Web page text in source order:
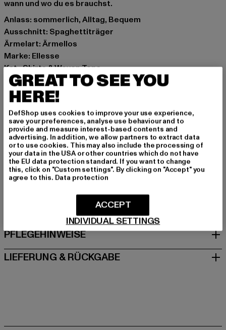
wann und wo du es brauchst.
Anlass: sommerlich, Alltag, Bequem
Ausschnitt: Spaghettiträger
Ärmelart: Ärmellos
Marke: Ellesse
Kat.: Shirts & Woven Tops
Farbe: blau
Hersteller Farbe: light blue
Materialzusammensetzung: 95% Baumwolle, 5%
Elasthan
Art.Nr: SGJ11878-01851
Hersteller: The Hut.com Ltd. |
feedback@thehutgroup.com
7RA Northwich 7RA | CW9 Cheshire | UK
GRÖSSE & PASSFORM
PFLEGEHINWEISE
LIEFERUNG & RÜCKGABE
GREAT TO SEE YOU
HERE!
DefShop uses cookies to improve your use experience,
save your preferences, analyse use behaviour and to
provide and measure interest-based contents and
advertising. In addition, we allow partners to extract data
or to use cookies. This may also include the processing of
your data in the USA or other countries which do not have
the EU data protection standard. If you want to change
this, click on "Custom settings". By clicking on "Accept" you
agree to this. Data protection
INDIVIDUAL SETTINGS
ACCEPT